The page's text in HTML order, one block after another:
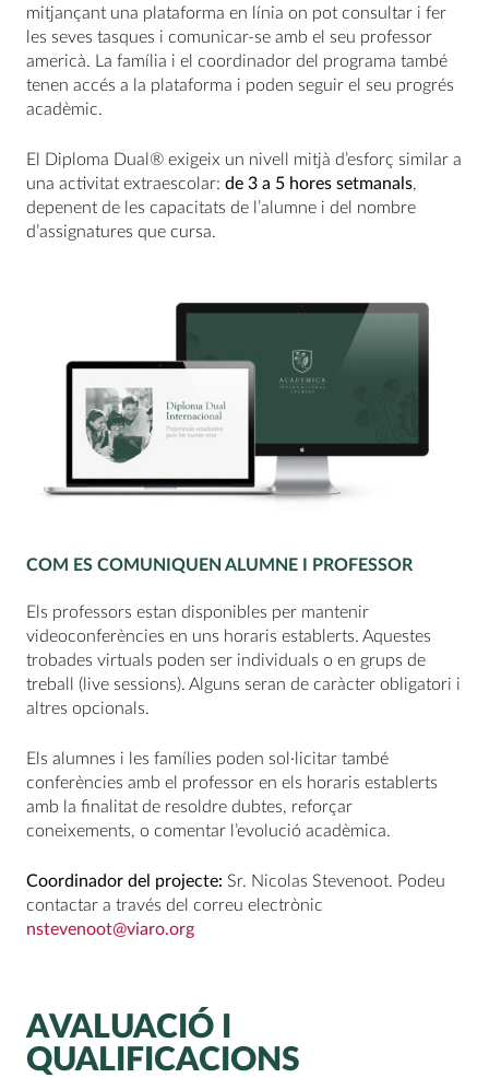
mitjançant una plataforma en línia on pot consultar i fer
les seves tasques i comunicar-se amb el seu professor
americà. La família i el coordinador del programa també
tenen accés a la plataforma i poden seguir el seu progrés
acadèmic.
El Diploma Dual® exigeix un nivell mitjà d’esforç similar a
una activitat extraescolar: de 3 a 5 hores setmanals,
depenent de les capacitats de l’alumne i del nombre
d’assignatures que cursa.
COM ES COMUNIQUEN ALUMNE I PROFESSOR
Els professors estan disponibles per mantenir
videoconferències en uns horaris establerts. Aquestes
trobades virtuals poden ser individuals o en grups de
treball (live sessions). Alguns seran de caràcter obligatori i
altres opcionals.
Els alumnes i les famílies poden sol·licitar també
conferències amb el professor en els horaris establerts
amb la finalitat de resoldre dubtes, reforçar
coneixements, o comentar l’evolució acadèmica.
Coordinador del projecte: Sr. Nicolas Stevenoot. Podeu
contactar a través del correu electrònic
nstevenoot@viaro.org
AVALUACIÓ I
QUALIFICACIONS